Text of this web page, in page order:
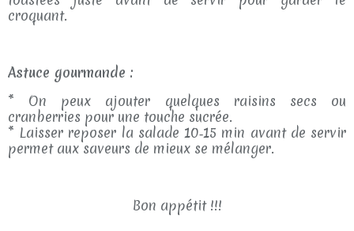
croquant.
Astuce gourmande :
* On peux ajouter quelques raisins secs ou
cranberries pour une touche sucrée.
* Laisser reposer la salade 10‑15 min avant de servir
permet aux saveurs de mieux se mélanger.
Bon appétit !!!